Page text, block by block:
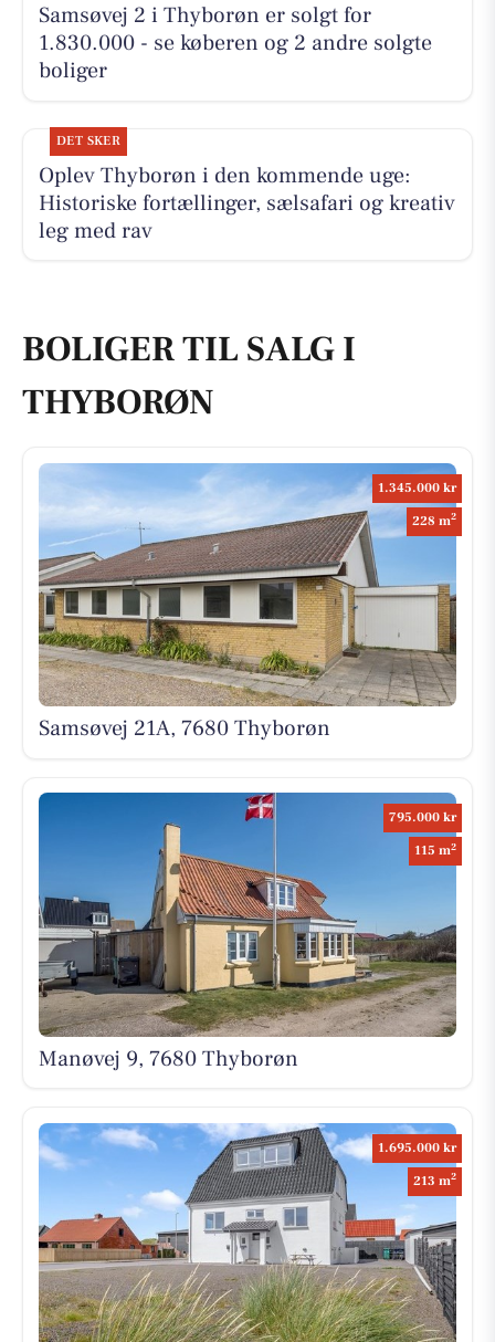
Samsøvej 2 i Thyborøn er solgt for
1.830.000 - se køberen og 2 andre solgte
boliger
DET SKER
Oplev Thyborøn i den kommende uge:
Historiske fortællinger, sælsafari og kreativ
leg med rav
BOLIGER TIL SALG I
THYBORØN
1.345.000 kr
228 m2
Samsøvej 21A, 7680 Thyborøn
795.000 kr
115 m2
Manøvej 9, 7680 Thyborøn
1.695.000 kr
213 m2